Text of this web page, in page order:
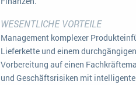
MEHR ÜBER ERP-
WESENTLICHE VORTEILE
Management komplexer
Lieferkette und einem
Vorbereitung auf einen
und Geschäftsrisiken mit